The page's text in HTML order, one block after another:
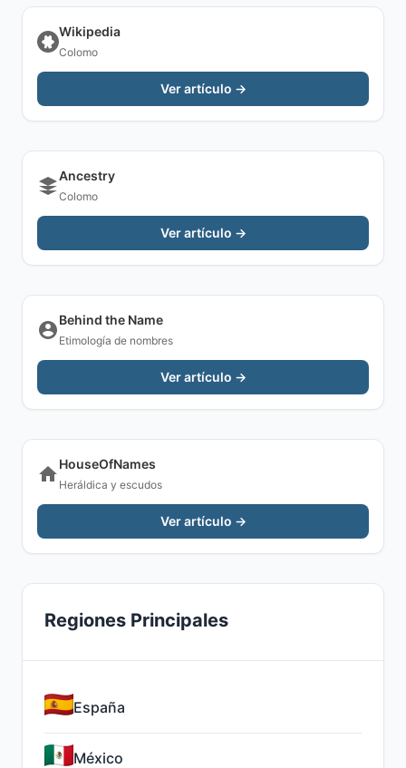
Wikipedia
Colomo
Ver artículo →
Ancestry
Colomo
Ver artículo →
Behind the Name
Etimología de nombres
Ver artículo →
HouseOfNames
Heráldica y escudos
Ver artículo →
Regiones Principales
España
México